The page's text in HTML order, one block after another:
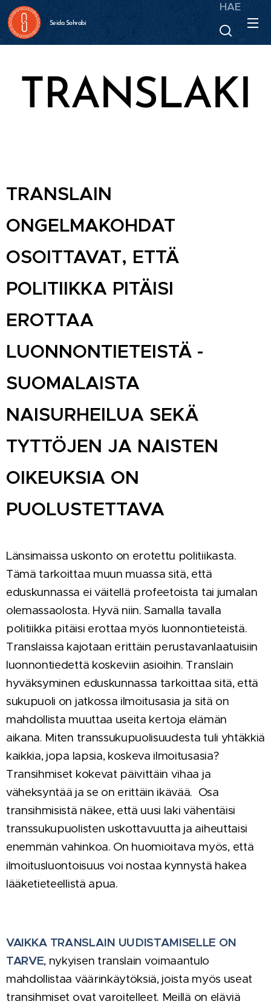
Seida Sohrabi
HAE
TRANSLAKI
TRANSLAIN
ONGELMAKOHDAT
OSOITTAVAT, ETTÄ
POLITIIKKA PITÄISI
EROTTAA
LUONNONTIETEISTÄ -
SUOMALAISTA
NAISURHEILUA SEKÄ
TYTTÖJEN JA NAISTEN
OIKEUKSIA ON
PUOLUSTETTAVA
Länsimaissa uskonto on erotettu politiikasta.
Tämä tarkoittaa muun muassa sitä, että
eduskunnassa ei väitellä profeetoista tai jumalan
olemassaolosta. Hyvä niin. Samalla tavalla
politiikka pitäisi erottaa myös luonnontieteistä.
Translaissa kajotaan erittäin perustavanlaatuisiin
luonnontiedettä koskeviin asioihin. Translain
hyväksyminen eduskunnassa tarkoittaa sitä, että
sukupuoli on jatkossa ilmoitusasia ja sitä on
mahdollista muuttaa useita kertoja elämän
aikana. Miten transsukupuolisuudesta tuli yhtäkkiä
kaikkia, jopa lapsia, koskeva ilmoitusasia?
Transihmiset kokevat päivittäin vihaa ja
väheksyntää ja se on erittäin ikävää. Osa
transihmisistä näkee, että uusi laki vähentäisi
transsukupuolisten uskottavuutta ja aiheuttaisi
enemmän vahinkoa. On huomioitava myös, että
ilmoitusluontoisuus voi nostaa kynnystä hakea
lääketieteellistä apua.
VAIKKA TRANSLAIN UUDISTAMISELLE ON
TARVE, nykyisen translain voimaantulo
mahdollistaa väärinkäytöksiä, joista myös useat
transihmiset ovat varoitelleet. Meillä on eläviä